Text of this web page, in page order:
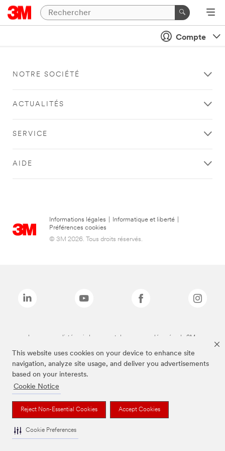
This website uses cookies on your device to enhance site
navigation, analyze site usage, and deliver you advertisements
based on your interests.
Cookie Notice
Reject Non-Essential Cookies Accept Cookies
Cookie Preferences
Compte
NOTRE SOCIÉTÉ
ACTUALITÉS
SERVICE
AIDE
Informations légales Informatique et liberté
Préférences cookies
© 3M 2026. Tous droits réservés.
Les marques listées ci-dessus sont des marques déposées de 3M.